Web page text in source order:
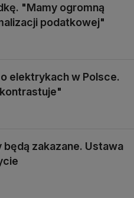
"Mamy ogromną
podatkowej"
elektrykach w Polsce.
będą zakazane. Ustawa